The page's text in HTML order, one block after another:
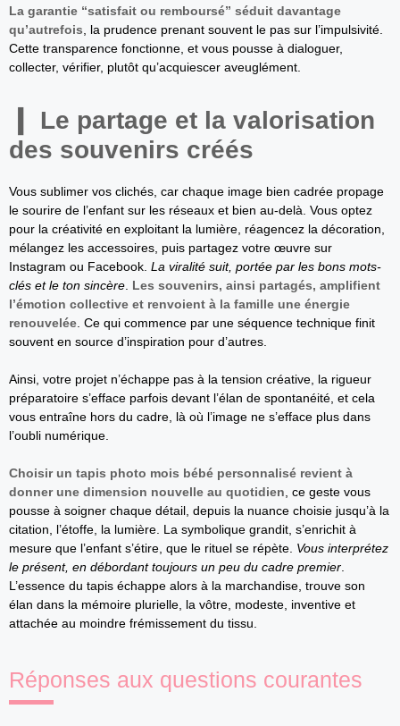
La garantie “satisfait ou remboursé” séduit davantage
qu’autrefois , la prudence prenant souvent le pas sur l’impulsivité.
Cette transparence fonctionne, et vous pousse à dialoguer,
collecter, vérifier, plutôt qu’acquiescer aveuglément.
Le partage et la valorisation
des souvenirs créés
Vous sublimer vos clichés, car chaque image bien cadrée propage
le sourire de l’enfant sur les réseaux et bien au-delà. Vous optez
pour la créativité en exploitant la lumière, réagencez la décoration,
mélangez les accessoires, puis partagez votre œuvre sur
Instagram ou Facebook. La viralité suit, portée par les bons mots-
clés et le ton sincère Les souvenirs, ainsi partagés, amplifient
l’émotion collective et renvoient à la famille une énergie
renouvelée . Ce qui commence par une séquence technique finit
souvent en source d’inspiration pour d’autres.
Ainsi, votre projet n’échappe pas à la tension créative, la rigueur
préparatoire s’efface parfois devant l’élan de spontanéité, et cela
vous entraîne hors du cadre, là où l’image ne s’efface plus dans
l’oubli numérique.
Choisir un tapis photo mois bébé personnalisé revient à
donner une dimension nouvelle au quotidien , ce geste vous
pousse à soigner chaque détail, depuis la nuance choisie jusqu’à la
citation, l’étoffe, la lumière. La symbolique grandit, s’enrichit à
mesure que l’enfant s’étire, que le rituel se répète. Vous interprétez
le présent, en débordant toujours un peu du cadre premier
L’essence du tapis échappe alors à la marchandise, trouve son
élan dans la mémoire plurielle, la vôtre, modeste, inventive et
attachée au moindre frémissement du tissu.
Réponses aux questions courantes